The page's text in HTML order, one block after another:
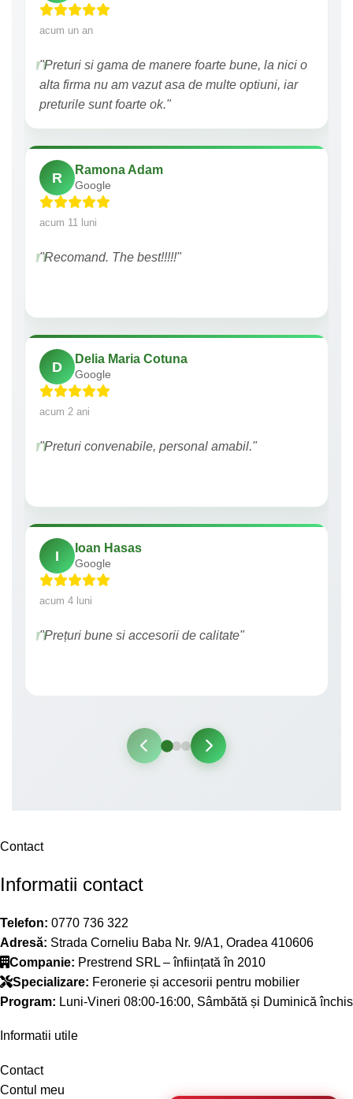
acum un an
"Preturi si gama de manere foarte bune, la nici o
alta firma nu am vazut asa de multe optiuni, iar
preturile sunt foarte ok."
R
Ramona Adam
Google
acum 11 luni
"Recomand. The best!!!!!"
D
Delia Maria Cotuna
Google
acum 2 ani
"Preturi convenabile, personal amabil."
I
Ioan Hasas
Google
acum 4 luni
"Prețuri bune si accesorii de calitate"
Contact
Informatii contact
Telefon: 0770 736 322
Adresă: Strada Corneliu Baba Nr. 9/A1, Oradea 410606
Companie: Prestrend SRL – înființată în 2010
Specializare: Feronerie și accesorii pentru mobilier
Program: Luni-Vineri 08:00-16:00, Sâmbătă și Duminică închis
Informatii utile
Contact
Contul meu